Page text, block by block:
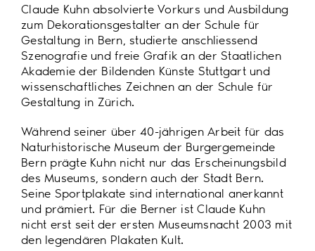
Claude Kuhn absolvierte Vorkurs und Ausbildung
zum Dekorationsgestalter an der Schule für
Gestaltung in Bern, studierte anschliessend
Szenografie und freie Grafik an der Staatlichen
Akademie der Bildenden Künste Stuttgart und
wissenschaftliches Zeichnen an der Schule für
Gestaltung in Zürich.
Während seiner über 40-jährigen Arbeit für das
Naturhistorische Museum der Burgergemeinde
Bern prägte Kuhn nicht nur das Erscheinungsbild
des Museums, sondern auch der Stadt Bern.
Seine Sportplakate sind international anerkannt
und prämiert. Für die Berner ist Claude Kuhn
nicht erst seit der ersten Museumsnacht 2003 mit
den legendären Plakaten Kult.